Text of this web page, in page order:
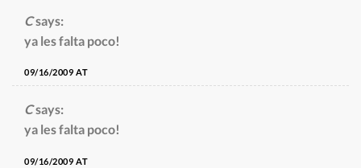
Csays:
ya les falta poco!
09/16/2009 AT
Csays:
ya les falta poco!
09/16/2009 AT